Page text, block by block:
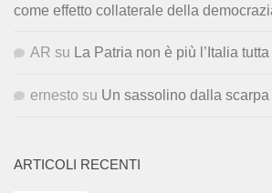
come effetto collaterale della
AR su La Patria non è più l’Italia tutta
ernesto su Un sassolino dalla scarpa
ARTICOLI RECENTI